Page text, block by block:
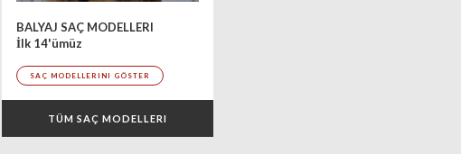
BALYAJ SAÇ MODELLERI
İlk 14'ümüz
SAÇ MODELLERINI GÖSTER
TÜM SAÇ MODELLERI